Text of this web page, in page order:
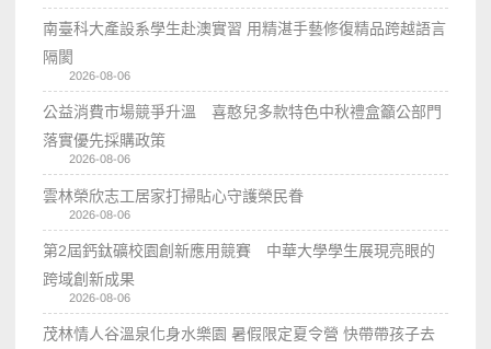
南臺科大產設系學生赴澳實習 用精湛手藝修復精品跨越語言
隔閡
2026-08-06
公益消費市場競爭升溫 喜憨兒多款特色中秋禮盒籲公部門
落實優先採購政策
2026-08-06
雲林榮欣志工居家打掃貼心守護榮民眷
2026-08-06
第2屆鈣鈦礦校園創新應用競賽 中華大學學生展現亮眼的
跨域創新成果
2026-08-06
茂林情人谷溫泉化身水樂園 暑假限定夏令營 快帶帶孩子去